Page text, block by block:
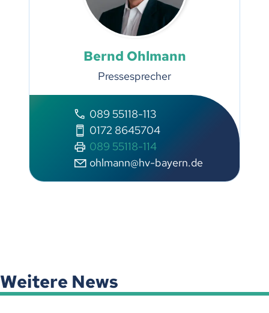
Bernd Ohlmann
Pressesprecher
089 55118-113
0172 8645704
089 55118-114
ohlmann@hv-bayern.de
Weitere News